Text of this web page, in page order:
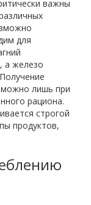
важны
для
а железо
лишь при
рациона.
строгой
продуктов,